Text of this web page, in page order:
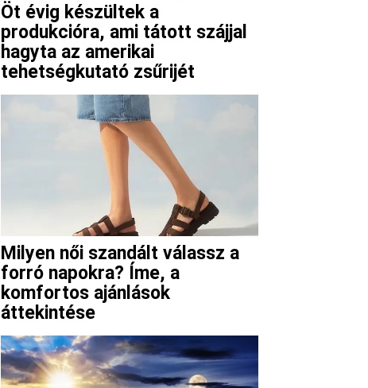
Öt évig készültek a
produkcióra, ami tátott szájjal
hagyta az amerikai
tehetségkutató zsűrijét
Milyen női szandált válassz a
forró napokra? Íme, a
komfortos ajánlások
áttekintése